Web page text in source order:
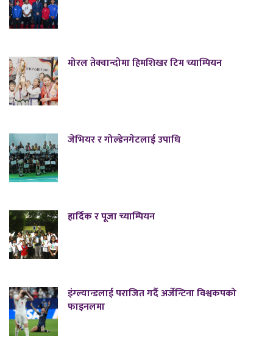
मोरल तेक्वान्दोमा हिमशिखर टिम च्याम्पियन
जेभियर र गोल्डेनगेटलाई उपाधि
हार्दिक र पूजा च्याम्पियन
इंग्ल्यान्डलाई पराजित गर्दै अर्जेन्टिना विश्वकपको
फाइनलमा